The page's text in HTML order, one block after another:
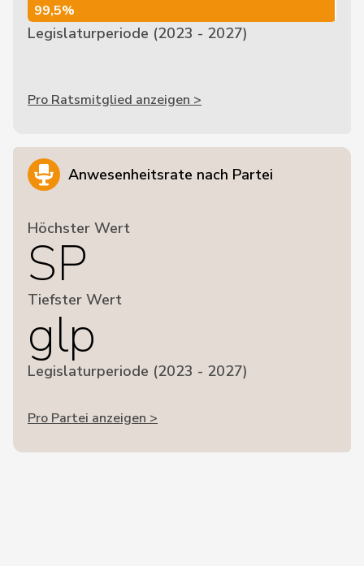
99,5%
99,5%
Legislaturperiode (2023 - 2027)
Pro Ratsmitglied anzeigen >
Anwesenheitsrate nach Partei
Höchster Wert
SP
Tiefster Wert
glp
Legislaturperiode (2023 - 2027)
Pro Partei anzeigen >